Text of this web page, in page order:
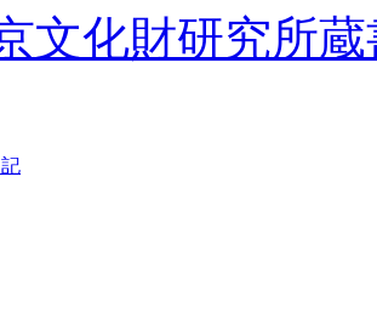
文化財研究所